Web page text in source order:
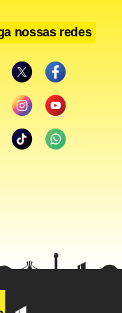
processo de
risco hidrológico
cuja Medida
nossas redes